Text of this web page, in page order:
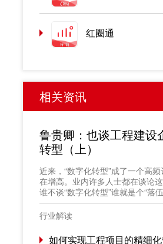
红圈通
相关资讯
鲁贵卿：也谈工程建设
转型（上）
近来，“数字化转型”成了一个高
在增高。业内许多人士都在谈论
谁不谈“数字化转型”谁就是个“落
于在相同语境下讨论问题，今天
以“数字化转型”为题，谈一点粗
行。
行业解读
如何实现工程项目的精细